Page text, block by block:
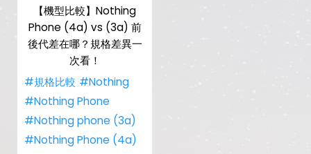
【機型比較】Nothing
Phone (4a) vs (3a) 前
後代差在哪？規格差異一
次看！
#規格比較 #Nothing
#Nothing Phone
#Nothing phone (3a)
#Nothing Phone (4a)